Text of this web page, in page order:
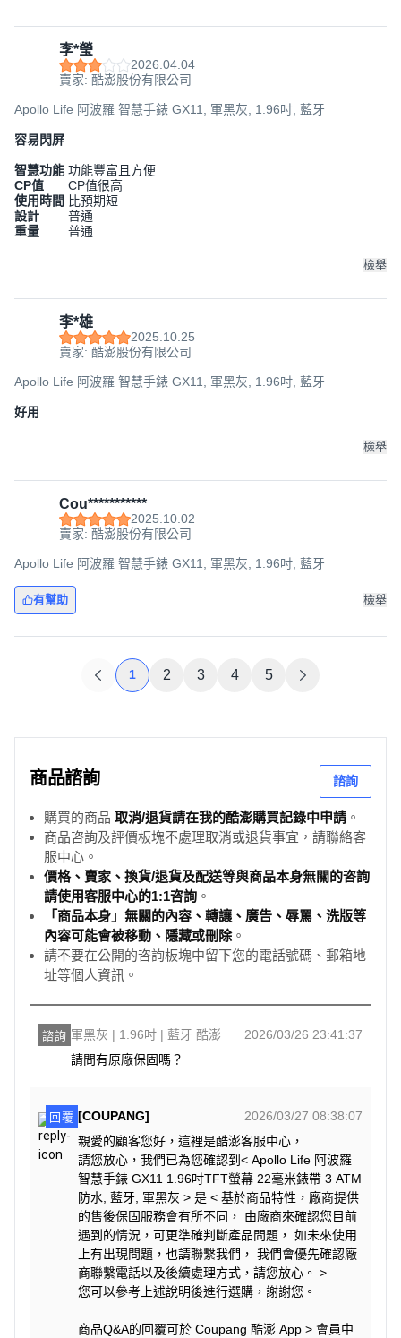
李*瑩
2026.04.04
賣家: 酷澎股份有限公司
Apollo Life 阿波羅 智慧手錶 GX11, 軍黑灰, 1.96吋, 藍牙
容易閃屏
智慧功能 功能豐富且方便
CP值
CP值很高
使用時間 比預期短
設計
普通
重量
普通
檢舉
李*雄
2025.10.25
賣家: 酷澎股份有限公司
Apollo Life 阿波羅 智慧手錶 GX11, 軍黑灰, 1.96吋, 藍牙
好用
檢舉
Cou***********
2025.10.02
賣家: 酷澎股份有限公司
Apollo Life 阿波羅 智慧手錶 GX11, 軍黑灰, 1.96吋, 藍牙
有幫助 檢舉
1 2 3 4 5
商品諮詢 諮詢
購買的商品 取消/退貨請在我的酷澎購買記錄中申請 。
商品咨詢及評價板塊不處理取消或退貨事宜，請聯絡客
服中心。
價格、賣家、換貨/退貨及配送等與商品本身無關的咨詢
請使用客服中心的1:1咨詢 。
「商品本身」無關的內容、轉讓、廣告、辱罵、洗版等
內容可能會被移動、隱藏或刪除。
請不要在公開的咨詢板塊中留下您的電話號碼、郵箱地
址等個人資訊。
諮詢 軍黑灰 | 1.96吋 | 藍牙 酷澎
2026/03/26 23:41:37
請問有原廠保固嗎？
回覆 [COUPANG]
2026/03/27 08:38:07
親愛的顧客您好，這裡是酷澎客服中心，
請您放心，我們已為您確認到< Apollo Life 阿波羅
智慧手錶 GX11 1.96吋TFT螢幕 22毫米錶帶 3 ATM
防水, 藍牙, 軍黑灰 > 是 < 基於商品特性，廠商提供
的售後保固服務會有所不同， 由廠商來確認您目前
遇到的情況，可更準確判斷產品問題， 如未來使用
上有出現問題，也請聯繫我們， 我們會優先確認廠
商聯繫電話以及後續處理方式，請您放心。 >
您可以參考上述說明後進行選購，謝謝您。
商品Q&A的回覆可於 Coupang 酷澎 App > 會員中